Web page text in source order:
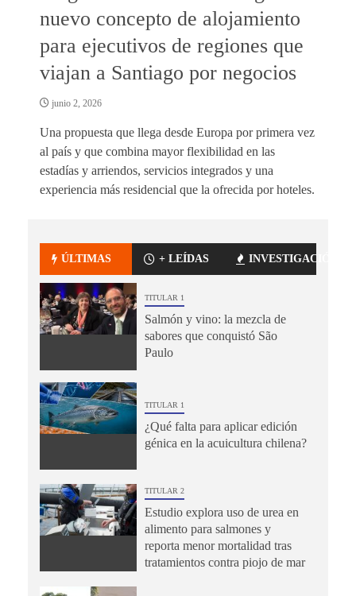
nuevo concepto de alojamiento
para ejecutivos de regiones que
viajan a Santiago por negocios
junio 2, 2026
Una propuesta que llega desde Europa por primera vez
al país y que combina mayor flexibilidad en las
estadías y arriendos, servicios integrados y una
experiencia más residencial que la ofrecida por hoteles.
ÚLTIMAS + LEÍDAS INVESTIGACIÓN
TITULAR 1
Salmón y vino: la mezcla de
sabores que conquistó São
Paulo
TITULAR 1
¿Qué falta para aplicar edición
génica en la acuicultura chilena?
TITULAR 2
Estudio explora uso de urea en
alimento para salmones y
reporta menor mortalidad tras
tratamientos contra piojo de mar